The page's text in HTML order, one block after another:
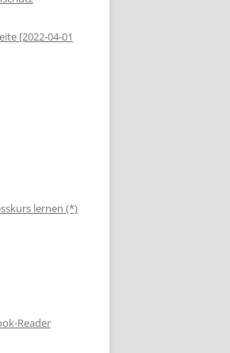
[2022-04-01
lernen (*)
Reader